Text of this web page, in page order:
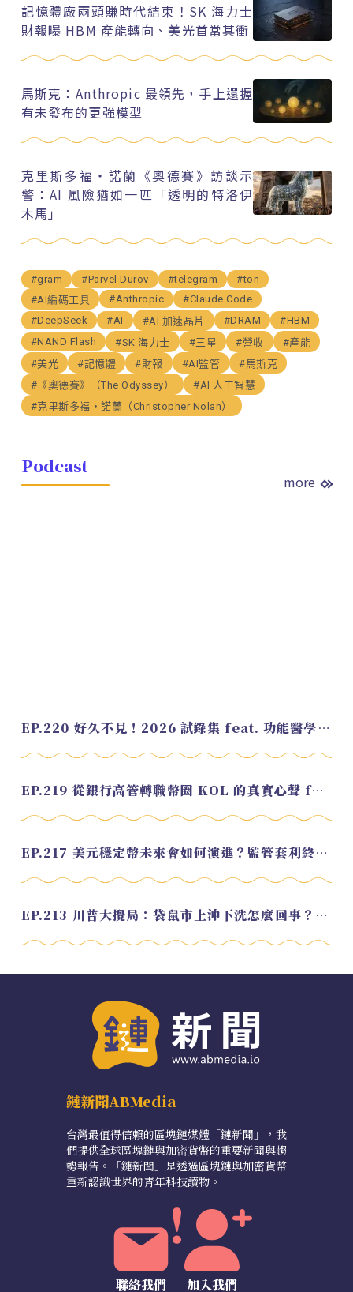
記憶體廠兩頭賺時代結束！SK 海力士
財報曝 HBM 產能轉向、美光首當其衝
馬斯克：Anthropic 最領先，手上還握
有未發布的更強模型
克里斯多福・諾蘭《奧德賽》訪談示
警：AI 風險猶如一匹「透明的特洛伊
木馬」
#gram #Parvel Durov #telegram
#ton
#AI編碼工具
#Anthropic
#Claude Code
#DeepSeek
#AI #AI 加速晶片 #DRAM
#HBM
#NAND Flash
#SK 海力士 #三星 #營收
#產能
#美光
#記憶體 #財報 #AI監管
#馬斯克
#《奧德賽》（The Odyssey）
#AI 人工智慧
#克里斯多福・諾蘭（Christopher Nolan）
Podcast
more
EP.220 好久不見！2026 試錄集 feat. 功能醫學營養師 美寶
EP.219 從銀行高管轉職幣圈 KOL 的真實心聲 feat.龜大
EP.217 美元穩定幣未來會如何演進？監管套利終將收斂？feat. 研究員 余哲安
EP.213 川普大攪局：袋鼠市上沖下洗怎麼回事？feat. Alvin
鏈新聞ABMedia
台灣最值得信賴的區塊鏈媒體「鏈新聞」，我
們提供全球區塊鏈與加密貨幣的重要新聞與趨
勢報告。「鏈新聞」是透過區塊鏈與加密貨幣
重新認識世界的青年科技讀物。
聯絡我們 加入我們